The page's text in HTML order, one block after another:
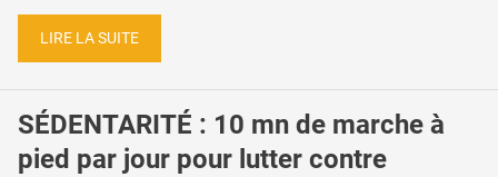
LIRE LA SUITE
SÉDENTARITÉ : 10 mn de marche à
pied par jour pour lutter contre